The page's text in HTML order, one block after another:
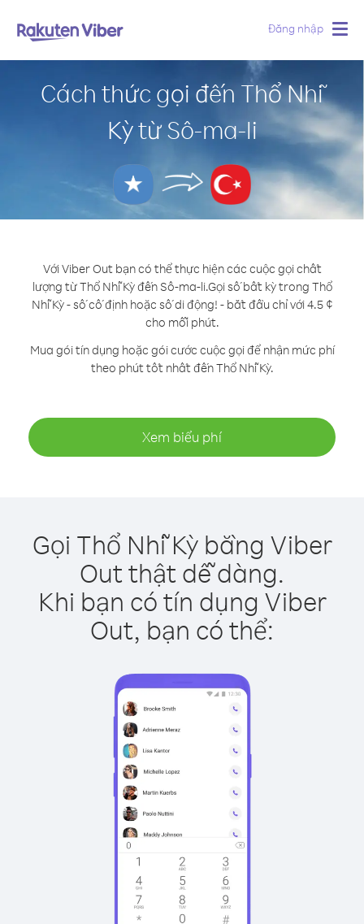
Đăng nhập
Cách thức gọi đến Thổ Nhĩ
Kỳ từ Sô-ma-li
Với Viber Out bạn có thể thực hiện các cuộc gọi chất
lượng từ Thổ Nhĩ Kỳ đến Sô-ma-li.Gọi số bất kỳ trong Thổ
Nhĩ Kỳ - số cố định hoặc số di động! - bắt đầu chỉ với 4.5 ¢
cho mỗi phút.
Mua gói tín dụng hoặc gói cước cuộc gọi để nhận mức phí
theo phút tốt nhất đến Thổ Nhĩ Kỳ.
Xem biểu phí
Gọi Thổ Nhĩ Kỳ bằng Viber
Out thật dễ dàng.
Khi bạn có tín dụng Viber
Out, bạn có thể: